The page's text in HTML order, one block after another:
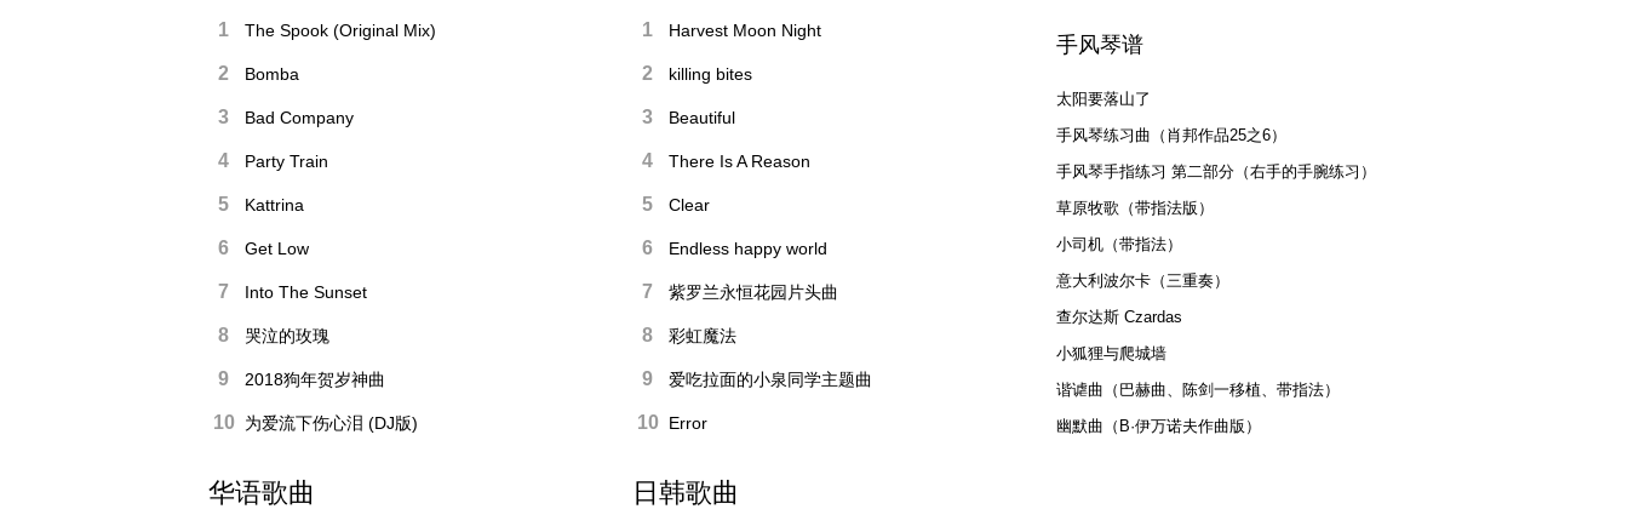
1 The Spook (Original Mix)
2 Bomba
3 Bad Company
4 Party Train
5 Kattrina
6 Get Low
7 Into The Sunset
8 哭泣的玫瑰
9 2018狗年贺岁神曲
10 为爱流下伤心泪 (DJ版)
华语歌曲
1 Harvest Moon Night
2 killing bites
3 Beautiful
4 There Is A Reason
5 Clear
6 Endless happy world
7 紫罗兰永恒花园片头曲
8 彩虹魔法
9 爱吃拉面的小泉同学主题曲
10 Error
日韩歌曲
手风琴谱
太阳要落山了
手风琴练习曲（肖邦作品25之6）
手风琴手指练习 第二部分（右手的手腕练习）
草原牧歌（带指法版）
小司机（带指法）
意大利波尔卡（三重奏）
查尔达斯 Czardas
小狐狸与爬城墙
谐谑曲（巴赫曲、陈剑一移植、带指法）
幽默曲（B·伊万诺夫作曲版）